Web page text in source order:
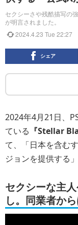
セクシーさや残酷描写の
が明言されました。
2024.4.23 Tue 22:27
シェア
2024年4月21日、
ている 『Stellar
て、
「日本を含む
ジョンを提供する」
セクシーな主
し。同業者か